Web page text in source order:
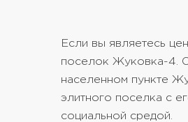
Если вы являетесь
поселок Жуковка-4.
населенном пункте
элитного поселка с
социальной средой.